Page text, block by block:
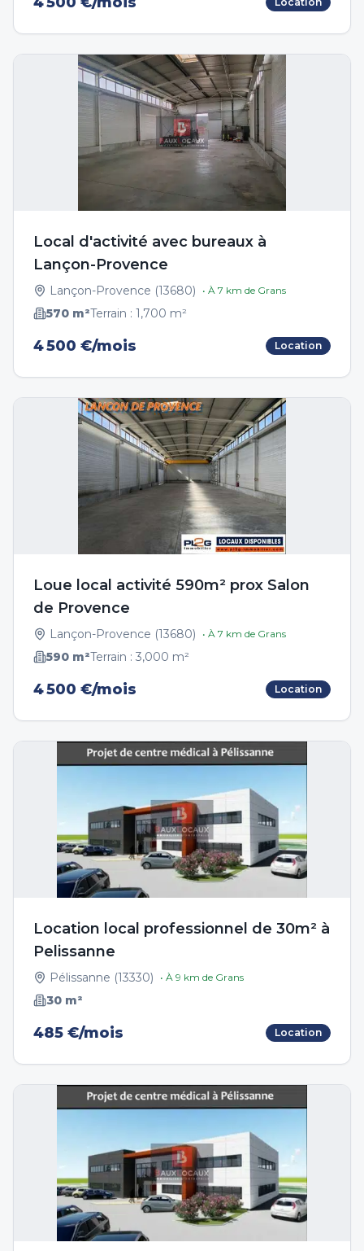
Local d'activité avec bureaux à
Lançon-Provence
Lançon-Provence (13680) • À 7 km de Grans
570 m²Terrain : 1,700 m²
4 500 €/mois Location
Loue local activité 590m² prox Salon
de Provence
Lançon-Provence (13680) • À 7 km de Grans
590 m²Terrain : 3,000 m²
4 500 €/mois Location
Location local professionnel de 30m² à
Pelissanne
Pélissanne (13330) • À 9 km de Grans
30 m²
485 €/mois Location